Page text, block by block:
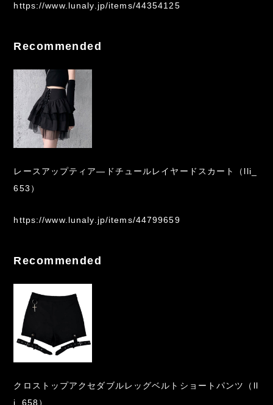
https://www.lunaly.jp/items/44354125
Recommended
レースアップティア―ドチュールレイヤードスカート（lli_
653）
https://www.lunaly.jp/items/44799659
Recommended
クロストップアクセダブルレッグベルトショートパンツ（ll
i_658）